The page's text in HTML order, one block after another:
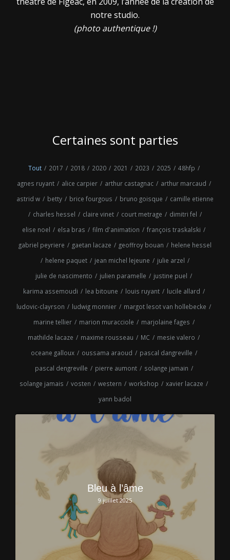
notre studio.
(photo authentique !)
Certaines sont parties
Tout / 2017 / 2018 / 2020 / 2021 / 2023 / 2025 / 48hfp /
agnes ruyant / alice carpier / arthur castagnac / arthur marcaud /
astrid w / betty / brice fourgous / bruno goisque / camille etienne
/ charles hessel / claire vinet / court metrage / dimitri fel /
elise noel / elsa bras / film d'animation / françois traskalski /
gabriel peyriere / gaetan lacaze / geoffroy bouan / helene hessel
/ helene paquet / jean michel lejeune / julie arzel /
julie de nascimento / julien paramelle / justine puel /
karima assemoudi / lea bitoune / louis ruyant / lucile allard /
ludovic-clayrson / ludwig monnier / margot lesot van hollebecke /
marine tellier / marion muracciole / marjolaine fages /
mathilde lacaze / maxime rousseau / MC / mesie valero /
oceane galloux / oussama araoud / pascal dangreville /
pascal dengreville / pierre aumont / solange jamain /
solange jamais / vosten / western / workshop / xavier lacaze /
yann badol
Bleu à l’âme
9 juillet 2025